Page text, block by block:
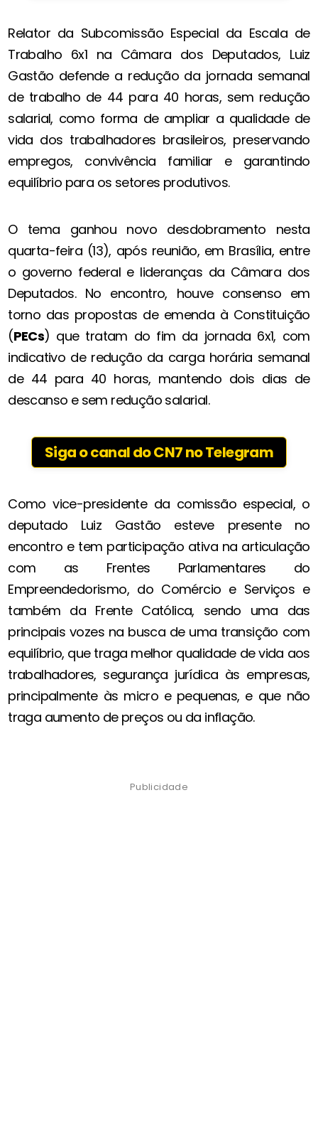
Relator da Subcomissão Especial da Escala de
Trabalho 6x1 na Câmara dos Deputados, Luiz
Gastão defende a redução da jornada semanal
de trabalho de 44 para 40 horas, sem redução
salarial, como forma de ampliar a qualidade de
vida dos trabalhadores brasileiros, preservando
empregos, convivência familiar e garantindo
equilíbrio para os setores produtivos.
O tema ganhou novo desdobramento nesta
quarta-feira (13), após reunião, em Brasília, entre
o governo federal e lideranças da Câmara dos
Deputados. No encontro, houve consenso em
torno das propostas de emenda à Constituição
(PECs) que tratam do fim da jornada 6x1, com
indicativo de redução da carga horária semanal
de 44 para 40 horas, mantendo dois dias de
descanso e sem redução salarial.
Siga o canal do CN7 no Telegram
Como vice-presidente da comissão especial, o
deputado Luiz Gastão esteve presente no
encontro e tem participação ativa na articulação
com as Frentes Parlamentares do
Empreendedorismo, do Comércio e Serviços e
também da Frente Católica, sendo uma das
principais vozes na busca de uma transição com
equilíbrio, que traga melhor qualidade de vida aos
trabalhadores, segurança jurídica às empresas,
principalmente às micro e pequenas, e que não
traga aumento de preços ou da inflação.
Publicidade